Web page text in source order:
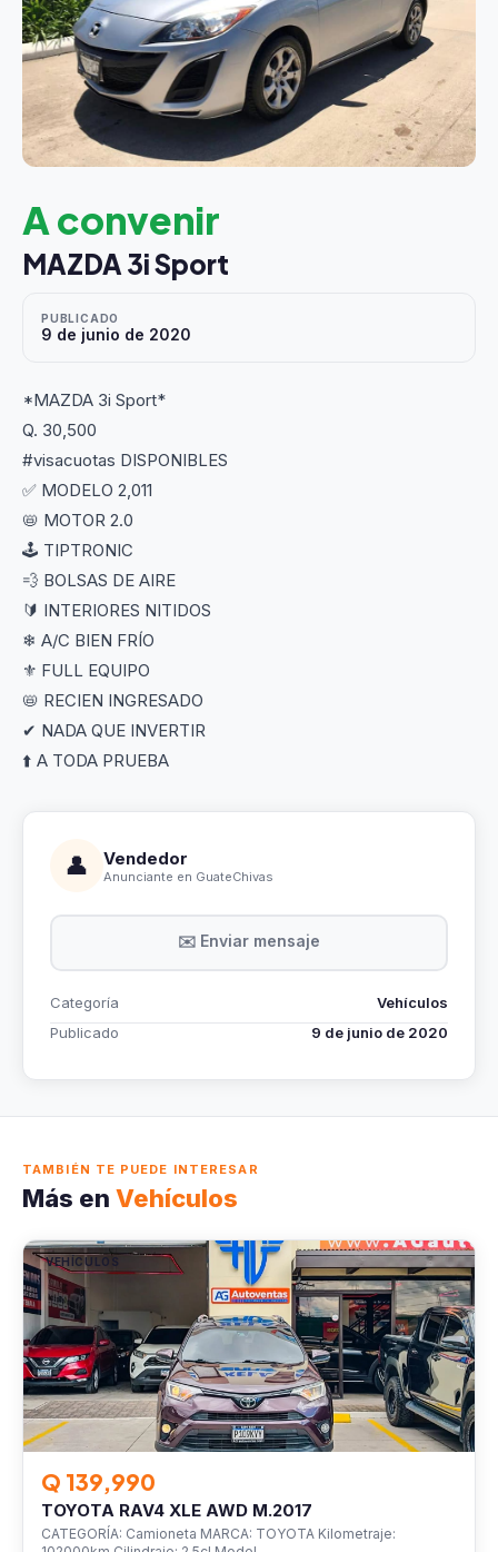
A convenir
MAZDA 3i Sport
PUBLICADO
9 de junio de 2020
*MAZDA 3i Sport*
Q. 30,500
#visacuotas DISPONIBLES
✅ MODELO 2,011
📛 MOTOR 2.0
🕹 TIPTRONIC
💨 BOLSAS DE AIRE
🔰 INTERIORES NITIDOS
❄ A/C BIEN FRÍO
⚜ FULL EQUIPO
📛 RECIEN INGRESADO
✔ NADA QUE INVERTIR
⬆️ A TODA PRUEBA
👤 Vendedor
Anunciante en GuateChivas
✉️ Enviar mensaje
Categoría
Vehículos
Publicado
9 de junio de 2020
TAMBIÉN TE PUEDE INTERESAR
Más en Vehículos
VEHÍCULOS
Q 139,990
TOYOTA RAV4 XLE AWD M.2017
CATEGORÍA: Camioneta MARCA: TOYOTA Kilometraje: